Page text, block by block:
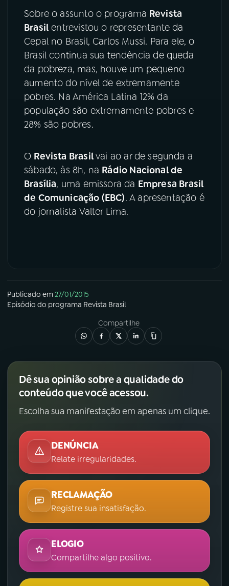
TikTok
Sobre o assunto o programa Revista
Brasil entrevistou o representante da
Cepal no Brasil, Carlos Mussi. Para ele, o
Brasil continua sua tendência de queda
da pobreza, mas, houve um pequeno
aumento do nível de extremamente
pobres. Na América Latina 12% da
população são extremamente pobres e
28% são pobres.
O Revista Brasilvai ao ar de segunda a
sábado, às 8h, na Rádio Nacional de
Brasília, uma emissora da Empresa Brasil
de Comunicação (EBC). A apresentação é
do jornalista Valter Lima.
Publicado em27/01/2015
Episódio do programa Revista Brasil
Compartilhe
Dê sua opinião sobre a qualidade do
conteúdo que você acessou.
Escolha sua manifestação em apenas um clique.
DENÚNCIA
Relate irregularidades.
RECLAMAÇÃO
Registre sua insatisfação.
ELOGIO
Compartilhe algo positivo.